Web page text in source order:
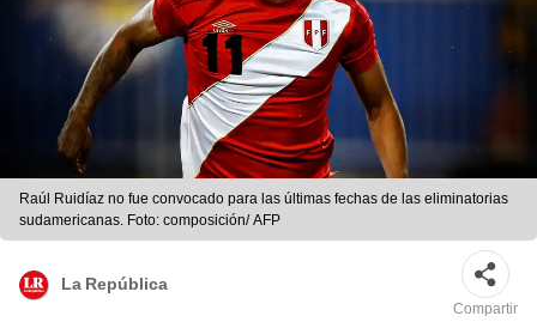
Raúl Ruidíaz no fue convocado para las últimas fechas de las eliminatorias
sudamericanas. Foto: composición/ AFP
La República
Compartir